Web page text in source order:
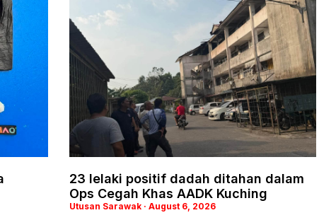
23 lelaki positif dadah ditahan dalam
Ops Cegah Khas AADK Kuching
Utusan Sarawak August 6, 2026